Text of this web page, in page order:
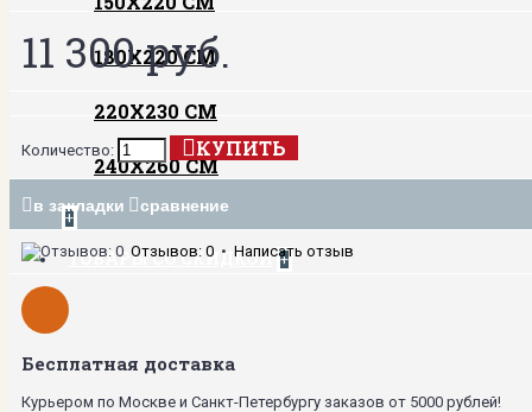
180Х220 СМ
220Х230 СМ
240Х260 СМ
+
ТОВАРЫ СО СКИДКОЙ +
11 300 руб.
Количество: КУПИТЬ
в закладки сравнение
Отзывов: 0 • Написать отзыв
Бесплатная доставка
Курьером по Москве и Санкт-Петербургу заказов от 5000 рублей!